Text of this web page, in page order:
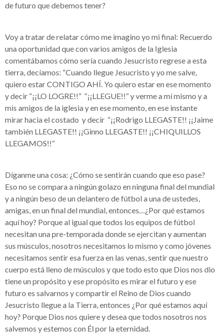
de futuro que debemos tener?
Voy a tratar de relatar cómo me imagino yo mi final: Recuerdo
una oportunidad que con varios amigos de la Iglesia
comentábamos cómo sería cuando Jesucristo regrese a esta
tierra, decíamos: “Cuando llegue Jesucristo y yo me salve,
quiero estar CONTIGO AHÍ. Yo quiero estar en ese momento
y decir “¡¡LO LOGRE!!” “¡¡LLEGUE!!” y verme a mí mismo y a
mis amigos de la iglesia y en ese momento, en ese instante
mirar hacia el costado y decir “¡¡Rodrigo LLEGASTE!! ¡¡Jaime
también LLEGASTE!! ¡¡Ginno LLEGASTE!! ¡¡CHIQUILLOS
LLEGAMOS!!”
Díganme una cosa: ¿Cómo se sentirán cuando que eso pase?
Eso no se compara a ningún golazo en ninguna final del mundial
y a ningún beso de un delantero de fútbol a una de ustedes,
amigas, en un final del mundial, entonces…¿Por qué estamos
aquí hoy? Porque al igual que todos los equipos de fútbol
necesitan una pre-temporada donde se ejercitan y aumentan
sus músculos, nosotros necesitamos lo mismo y como jóvenes
necesitamos sentir esa fuerza en las venas, sentir que nuestro
cuerpo está lleno de músculos y que todo esto que Dios nos dio
tiene un propósito y ese propósito es mirar el futuro y ese
futuro es salvarnos y compartir el Reino de Dios cuando
Jesucristo llegue a la Tierra, entonces ¿Por qué estamos aquí
hoy? Porque Dios nos quiere y desea que todos nosotros nos
salvemos y estemos con Él por la eternidad.